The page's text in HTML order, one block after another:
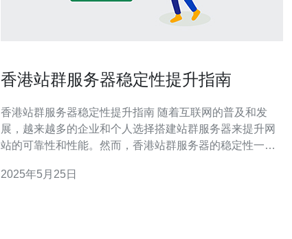
香港站群服务器稳定性提升指南
香港站群服务器稳定性提升指南 随着互联网的普及和发
展，越来越多的企业和个人选择搭建站群服务器来提升网
站的可靠性和性能。然而，香港站群服务器的稳定性一直
稳定性的方法和技巧。 首先，要提升香港站群服务器的稳
2025年5月25日